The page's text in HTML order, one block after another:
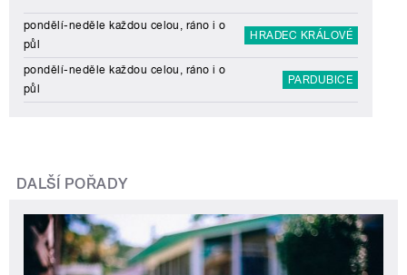
pondělí-neděle každou celou, ráno i o
půl
HRADEC KRÁLOVÉ
pondělí-neděle každou celou, ráno i o
půl
PARDUBICE
DALŠÍ POŘADY